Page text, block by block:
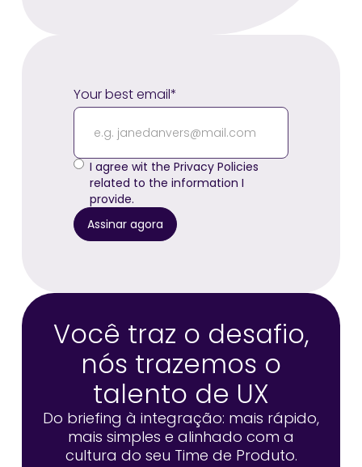
Your best email*
I agree wit the Privacy Policies
related to the information I
provide.
Você traz o desafio,
nós trazemos o
talento de UX
Do briefing à integração: mais rápido,
mais simples e alinhado com a
cultura do seu Time de Produto.